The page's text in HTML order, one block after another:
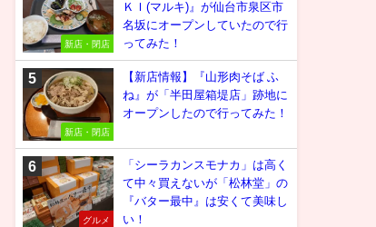
新店・閉店
ＫＩ(マルキ)』が仙台市泉区市
名坂にオープンしていたので行
ってみた！
新店・閉店
【新店情報】『山形肉そば ふ
ね』が「半田屋箱堤店」跡地に
オープンしたので行ってみた！
グルメ
「シーラカンスモナカ」は高く
て中々買えないが「松林堂」の
『バター最中』は安くて美味し
い！